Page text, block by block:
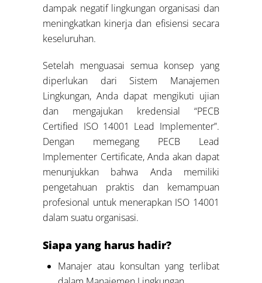
dampak negatif lingkungan organisasi dan
meningkatkan kinerja dan efisiensi secara
keseluruhan.
Setelah menguasai semua konsep yang
diperlukan dari Sistem Manajemen
Lingkungan, Anda dapat mengikuti ujian
dan mengajukan kredensial “PECB
Certified ISO 14001 Lead Implementer”.
Dengan memegang PECB Lead
Implementer Certificate, Anda akan dapat
menunjukkan bahwa Anda memiliki
pengetahuan praktis dan kemampuan
profesional untuk menerapkan ISO 14001
dalam suatu organisasi.
Siapa yang harus hadir?
Manajer atau konsultan yang terlibat